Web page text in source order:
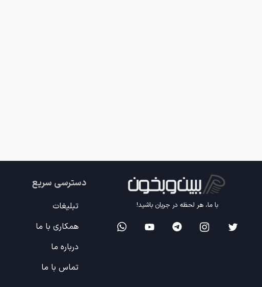
با ما، هر لحظه در جریان باشید!
دسترسی سریع
تبلیغات
همکاری با ما
درباره ما
تماس با ما